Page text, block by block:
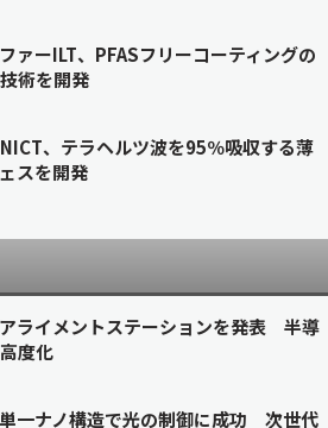
ァーILT、PFASフリーコーティングの
術を開発
、テラヘルツ波を95％吸収する薄
スを開発
ライメントステーションを発表 半導
度化
一ナノ構造で光の制御に成功 次世代